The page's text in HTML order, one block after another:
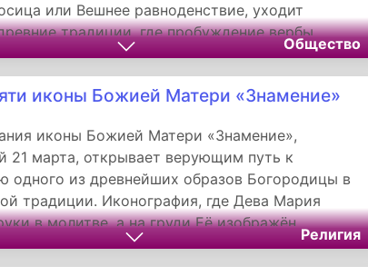
или Вешнее равноденствие, уходит
традиции, где пробуждение вербы
победы жизни над зимним
Общество
иконы Божией Матери «Знамение»
иконы Божией Матери «Знамение»,
21 марта, открывает верующим путь к
одного из древнейших образов Богородицы в
традиции. Иконография, где Дева Мария
в молитве, а на груди Её изображён
Младенец-Спас, восходит к первым
символизируя заступничество между
Религия